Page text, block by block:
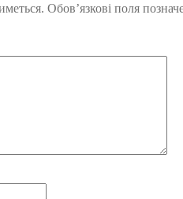
Обов’язкові поля